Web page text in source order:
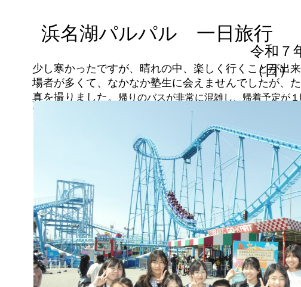
浜名湖パルパル 一日旅行
令和７
（日）
少し寒かったですが、晴れの中、楽しく行くことが出
場者が多くて、なかなか塾生に会えませんでしたが、
真を撮りました。
帰りのバスが非常に混雑し、帰着予定が
たが、元気で楽しく一日を過ごすことが出来ました。